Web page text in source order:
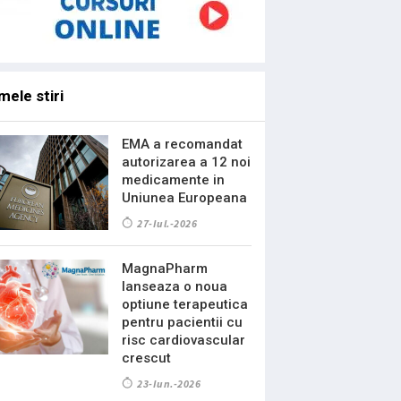
stiri
EMA a recomandat
autorizarea a 12 noi
medicamente in
Uniunea Europeana
27-Iul.-2026
MagnaPharm
lanseaza o noua
optiune terapeutica
pentru pacientii cu
risc cardiovascular
crescut
23-Iun.-2026